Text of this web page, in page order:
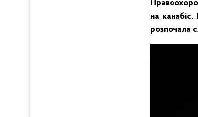
на
розпочала